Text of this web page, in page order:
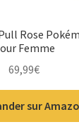
Rose
Femme
69,99€
sur